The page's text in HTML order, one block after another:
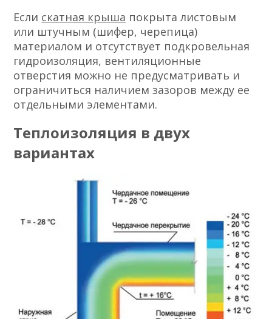
Если скатная крыша покрыта листовым
или штучным (шифер, черепица)
материалом и отсутствует подкровельная
гидроизоляция, вентиляционные
отверстия можно не предусматривать и
ограничиться наличием зазоров между ее
отдельными элементами.
Теплоизоляция в двух
вариантах